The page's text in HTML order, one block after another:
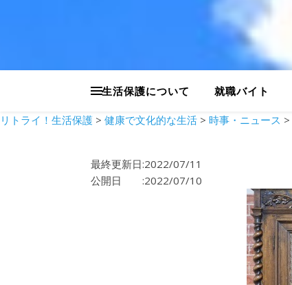
生活保護について 就職バイト
リトライ！生活保護 > 健康で文化的な生活 > 時事・ニュース >
最終更新日:2022/07/11
公開日 :2022/07/10